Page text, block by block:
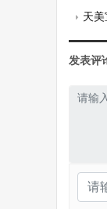
天
发表评